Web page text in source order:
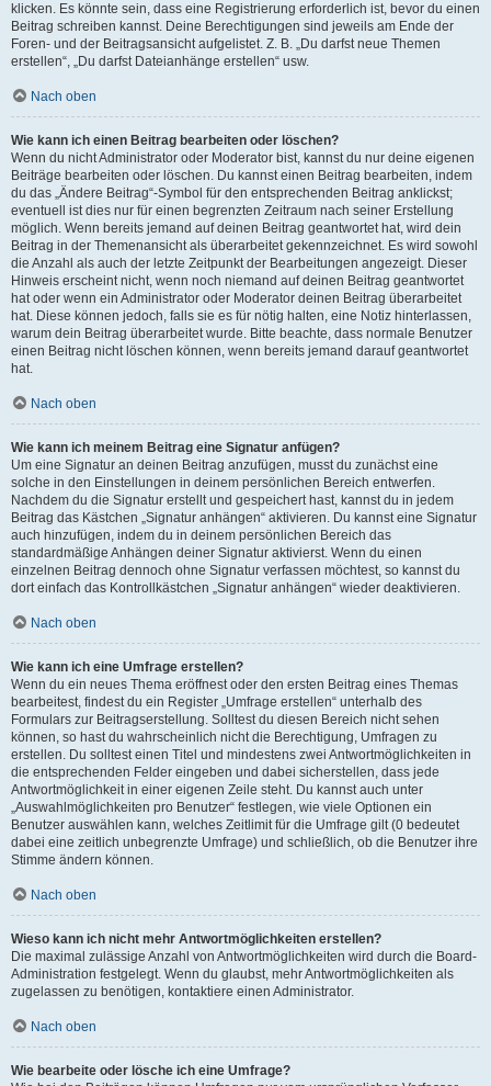
klicken. Es könnte sein, dass eine Registrierung erforderlich ist, bevor du einen
Beitrag schreiben kannst. Deine Berechtigungen sind jeweils am Ende der
Foren- und der Beitragsansicht aufgelistet. Z. B. „Du darfst neue Themen
erstellen“, „Du darfst Dateianhänge erstellen“ usw.
Nach oben
Wie kann ich einen Beitrag bearbeiten oder löschen?
Wenn du nicht Administrator oder Moderator bist, kannst du nur deine eigenen
Beiträge bearbeiten oder löschen. Du kannst einen Beitrag bearbeiten, indem
du das „Ändere Beitrag“-Symbol für den entsprechenden Beitrag anklickst;
eventuell ist dies nur für einen begrenzten Zeitraum nach seiner Erstellung
möglich. Wenn bereits jemand auf deinen Beitrag geantwortet hat, wird dein
Beitrag in der Themenansicht als überarbeitet gekennzeichnet. Es wird sowohl
die Anzahl als auch der letzte Zeitpunkt der Bearbeitungen angezeigt. Dieser
Hinweis erscheint nicht, wenn noch niemand auf deinen Beitrag geantwortet
hat oder wenn ein Administrator oder Moderator deinen Beitrag überarbeitet
hat. Diese können jedoch, falls sie es für nötig halten, eine Notiz hinterlassen,
warum dein Beitrag überarbeitet wurde. Bitte beachte, dass normale Benutzer
einen Beitrag nicht löschen können, wenn bereits jemand darauf geantwortet
hat.
Nach oben
Wie kann ich meinem Beitrag eine Signatur anfügen?
Um eine Signatur an deinen Beitrag anzufügen, musst du zunächst eine
solche in den Einstellungen in deinem persönlichen Bereich entwerfen.
Nachdem du die Signatur erstellt und gespeichert hast, kannst du in jedem
Beitrag das Kästchen „Signatur anhängen“ aktivieren. Du kannst eine Signatur
auch hinzufügen, indem du in deinem persönlichen Bereich das
standardmäßige Anhängen deiner Signatur aktivierst. Wenn du einen
einzelnen Beitrag dennoch ohne Signatur verfassen möchtest, so kannst du
dort einfach das Kontrollkästchen „Signatur anhängen“ wieder deaktivieren.
Nach oben
Wie kann ich eine Umfrage erstellen?
Wenn du ein neues Thema eröffnest oder den ersten Beitrag eines Themas
bearbeitest, findest du ein Register „Umfrage erstellen“ unterhalb des
Formulars zur Beitragserstellung. Solltest du diesen Bereich nicht sehen
können, so hast du wahrscheinlich nicht die Berechtigung, Umfragen zu
erstellen. Du solltest einen Titel und mindestens zwei Antwortmöglichkeiten in
die entsprechenden Felder eingeben und dabei sicherstellen, dass jede
Antwortmöglichkeit in einer eigenen Zeile steht. Du kannst auch unter
„Auswahlmöglichkeiten pro Benutzer“ festlegen, wie viele Optionen ein
Benutzer auswählen kann, welches Zeitlimit für die Umfrage gilt (0 bedeutet
dabei eine zeitlich unbegrenzte Umfrage) und schließlich, ob die Benutzer ihre
Stimme ändern können.
Nach oben
Wieso kann ich nicht mehr Antwortmöglichkeiten erstellen?
Die maximal zulässige Anzahl von Antwortmöglichkeiten wird durch die Board-
Administration festgelegt. Wenn du glaubst, mehr Antwortmöglichkeiten als
zugelassen zu benötigen, kontaktiere einen Administrator.
Nach oben
Wie bearbeite oder lösche ich eine Umfrage?